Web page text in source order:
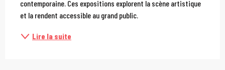
contemporaine. Ces expositions explorent la scène artistique
et la rendent accessible au grand public.
Lire la suite